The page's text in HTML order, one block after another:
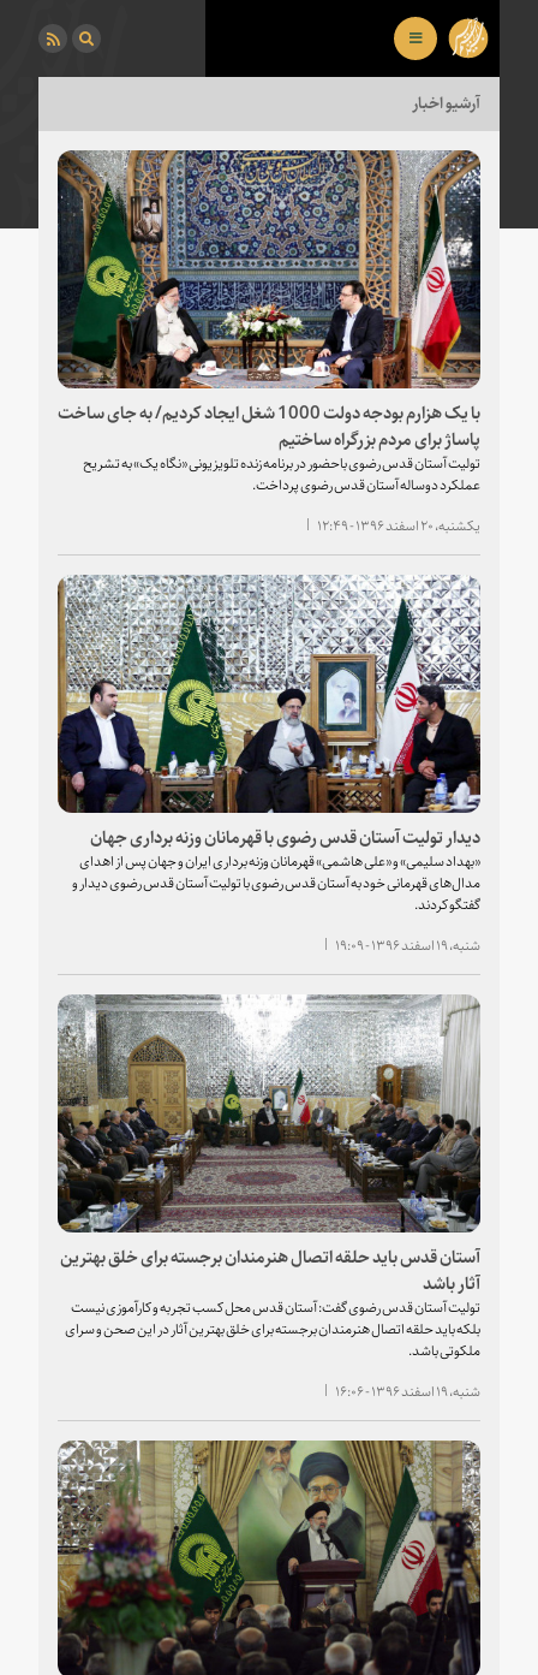
آرشیو اخبار
با یک هزارم بودجه دولت 1000 شغل ایجاد کردیم/ به جای ساخت
پاساژ برای مردم بزرگراه ساختیم
تولیت آستان قدس رضوی باحضور در برنامه زنده تلویزیونی «نگاه یک» به تشریح
عملکرد دوساله آستان قدس رضوی پرداخت.
یکشنبه، ۲۰ اسفند ۱۳۹۶ - ۱۲:۴۹
دیدار تولیت آستان قدس رضوی با قهرمانان وزنه‌ برداری جهان
«بهداد سلیمی» و «علی هاشمی» قهرمانان وزنه برداری ایران و جهان پس از اهدای
مدال‌های قهرمانی خود به آستان قدس رضوی با تولیت آستان قدس رضوی دیدار و
گفتگو کردند.
شنبه، ۱۹ اسفند ۱۳۹۶ - ۱۹:۰۹
آستان قدس باید حلقه اتصال هنرمندان برجسته برای خلق بهترین
آثار باشد
تولیت آستان قدس رضوی گفت: آستان قدس محل کسب تجربه و کارآموزی نیست
بلکه باید حلقه اتصال هنرمندان برجسته برای خلق بهترین آثار در این صحن و سرای
ملکوتی باشد.
شنبه، ۱۹ اسفند ۱۳۹۶ - ۱۶:۰۶